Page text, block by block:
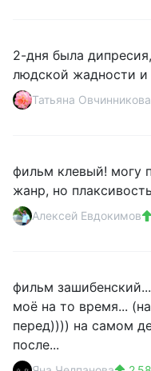
2-дня была
людской жадности и
Татьяна Овчинникова
фильм клевый! могу
жанр, но
Алексей Евдокимов
фильм
моё на то время...
перед)))) на самом
после...